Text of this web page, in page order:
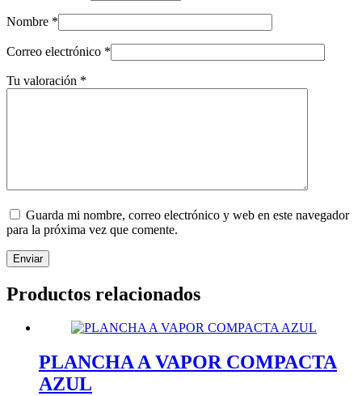
Nombre *
Correo electrónico *
Tu valoración *
Guarda mi nombre, correo electrónico y web en este navegador
para la próxima vez que comente.
Enviar
Productos relacionados
PLANCHA A VAPOR COMPACTA
AZUL